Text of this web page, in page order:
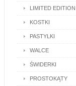
LIMITED EDITION
KOSTKI
PASTYLKI
WALCE
ŚWIDERKI
PROSTOKĄTY